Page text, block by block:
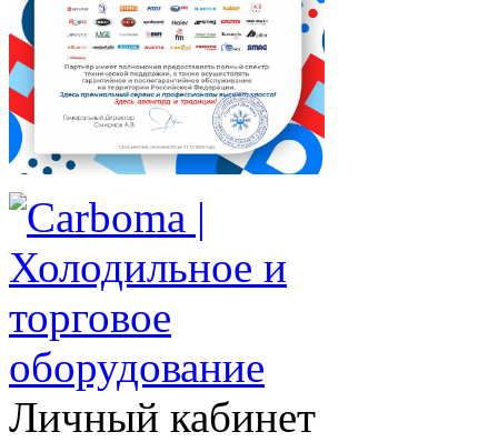
Личный кабинет